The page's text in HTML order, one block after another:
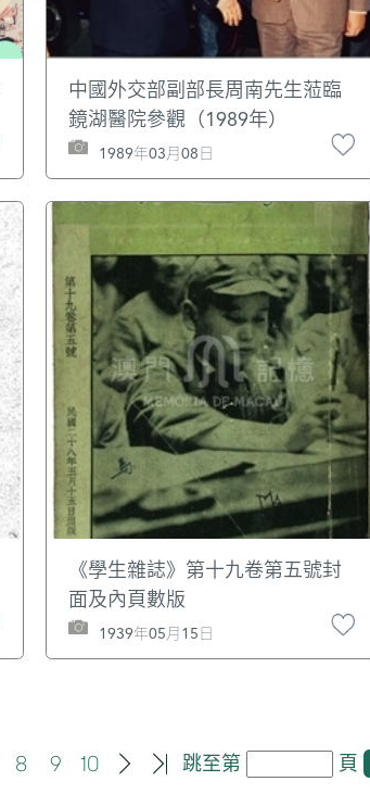
中國外交部副部長周南先生蒞臨
鏡湖醫院參觀（1989年）
1989年03月08日
《學生雜誌》第十九卷第五號封
面及內頁數版
1939年05月15日
8 9 10 跳至第 頁